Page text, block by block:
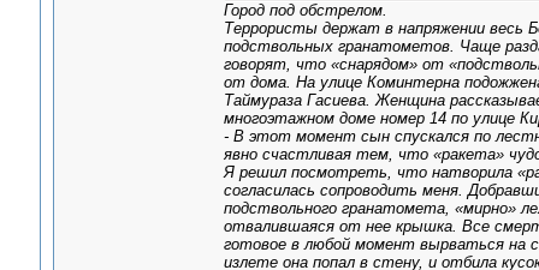
Город под обстрелом.
Террористы держат в напряжении весь
подствольных гранатометов. Чаще
говорят, что «снарядом» от
от дома. На улице Коминтерна
Таймураза Гасиева. Женщина
многоэтажном доме номер 14 по улице
- В этот момент сын спускался по
явно счастливая тем, что «ракета»
Я решил посмотреть, что натворила
согласилась сопроводить меня.
подствольного гранатомета, «мирно»
отвалившаяся от нее крышка. Все
готовое в любой момент вырваться на
излете она попал в стену, и отбила